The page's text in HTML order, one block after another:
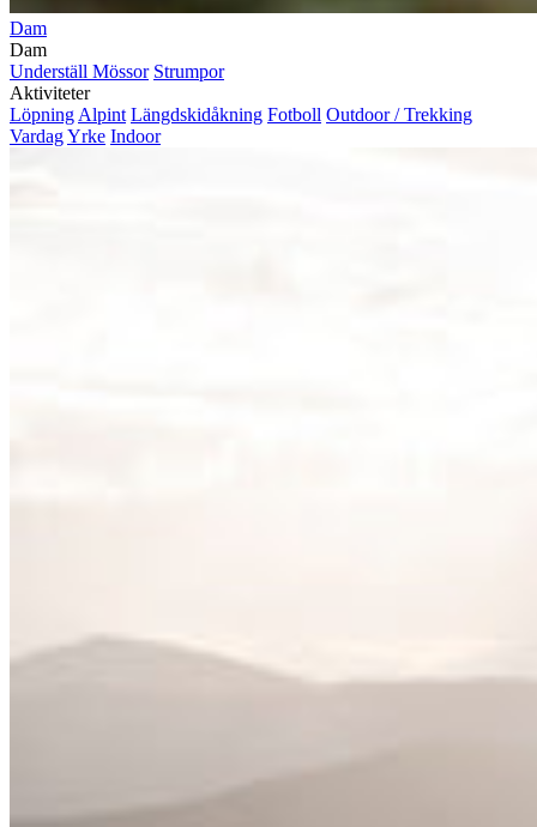
Dam
Dam
Underställ Mössor Strumpor
Aktiviteter
Löpning Alpint Längdskidåkning Fotboll Outdoor / Trekking
VardagYrke Indoor